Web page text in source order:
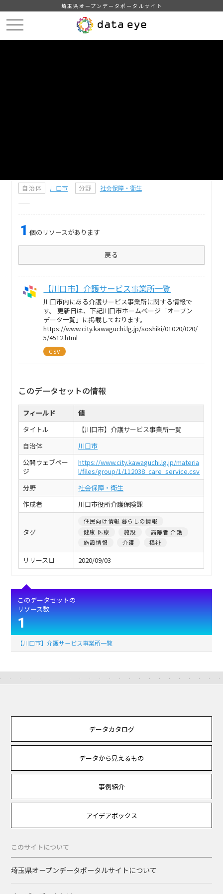
埼玉県オープンデータポータルサイト
自治体 川口市 分野 社会保障・衛生
1 個のリソースがあります
戻る
【川口市】介護サービス事業所一覧
川口市内にある介護サービス事業所に関する情報で
す。 更新日は、下記川口市ホームページ「オープン
データ一覧」に掲載しております。
https://www.city.kawaguchi.lg.jp/soshiki/01020/020/
5/4512.html
CSV
このデータセットの情報
フィールド
値
タイトル
【川口市】介護サービス事業所一覧
自治体
川口市
公開ウェブペー
ジ
https://www.city.kawaguchi.lg.jp/materia
l/files/group/1/112038_care_service.csv
分野
社会保障・衛生
作成者
川口市役所介護保険課
タグ
住民向け情報 暮らしの情報
健康 医療
施設
高齢者 介護
施設情報
介護 福祉
リリース日 2020/09/03
このデータセットの
リソース数
1
【川口市】介護サービス事業所一覧
データカタログ
データから見えるもの
事例紹介
アイデアボックス
このサイトについて
埼玉県オープンデータポータルサイトについて